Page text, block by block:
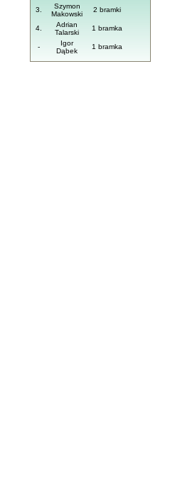
3.
Szymon
Makowski
2 bramki
4.
Adrian
Talarski
1 bramka
-
Igor
Dąbek
1 bramka